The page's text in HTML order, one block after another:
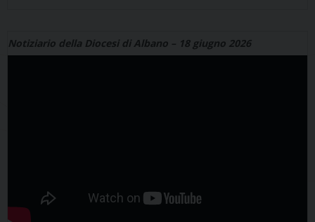
Notiziario della Diocesi di Albano – 18 giugno 2026